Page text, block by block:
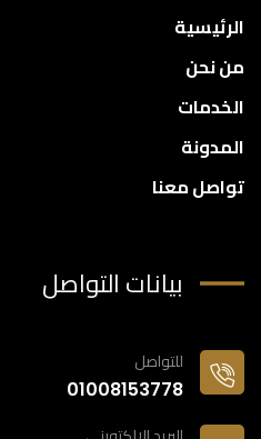
الرئيسية
من نحن
الخدمات
المدونة
تواصل معنا
بيانات التواصل
للتواصل
01008153778